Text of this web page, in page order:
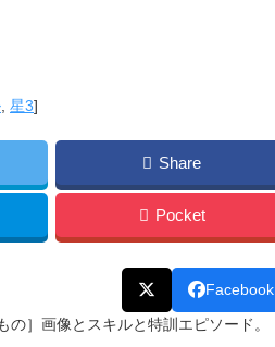
星3]
Share
Pocket
Facebook
］画像とスキルと特訓エピソード。